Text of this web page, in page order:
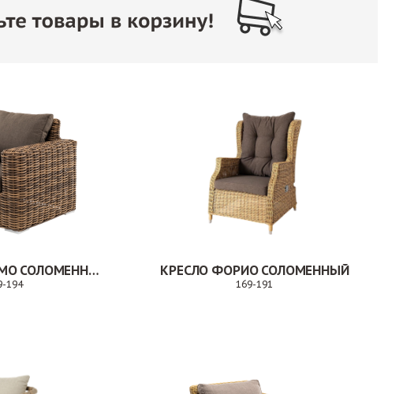
КРЕСЛО ПАЛЕРМО СОЛОМЕННЫЙ
194
КРЕСЛО ФОРИО СОЛОМЕННЫЙ
169-191